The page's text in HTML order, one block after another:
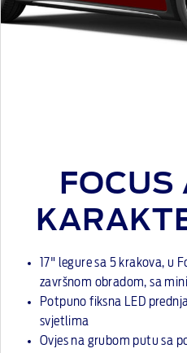
FOCUS
17" legure sa 5 krakova, u
završnom obradom, sa
Potpuno fiksna LED
svjetlima
Ovjes na grubom putu sa